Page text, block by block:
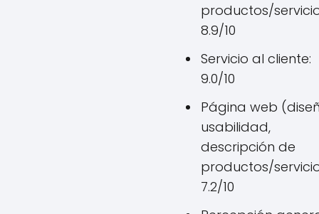
productos/
8.9/10
Servicio al cliente:
9.0/10
Página web
usabilidad,
descripción de
productos/
7.2/10